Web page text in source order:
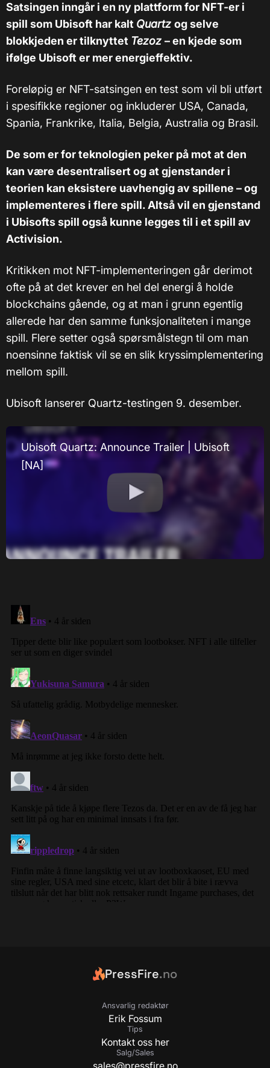
Satsingen inngår i en ny plattform for NFT-er i
spill som Ubisoft har kalt Quartz og selve
blokkjeden er tilknyttet Tezoz – en kjede som
ifølge Ubisoft er mer energieffektiv.
Foreløpig er NFT-satsingen en test som vil bli utført
i spesifikke regioner og inkluderer USA, Canada,
Spania, Frankrike, Italia, Belgia, Australia og Brasil.
De som er for teknologien peker på mot at den
kan være desentralisert og at gjenstander i
teorien kan eksistere uavhengig av spillene – og
implementeres i flere spill. Altså vil en gjenstand
i Ubisofts spill også kunne legges til i et spill av
Activision.
Kritikken mot NFT-implementeringen går derimot
ofte på at det krever en hel del energi å holde
blockchains gående, og at man i grunn egentlig
allerede har den samme funksjonaliteten i mange
spill. Flere setter også spørsmålstegn til om man
noensinne faktisk vil se en slik kryssimplementering
mellom spill.
Ubisoft lanserer Quartz-testingen 9. desember.
Ubisoft Quartz: Announce Trailer | Ubisoft
[NA]
PressFire.no
Ansvarlig redaktør
Erik Fossum
Tips
Kontakt oss her
Salg/Sales